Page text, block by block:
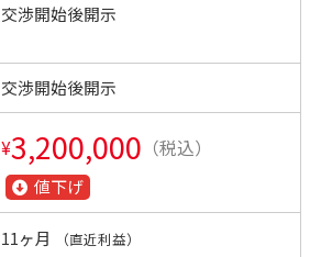
交渉開始後開示
交渉開始後開示
¥3,200,000 （税込）
値下げ
11ヶ月 （直近利益）